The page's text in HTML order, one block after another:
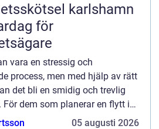
karlshamn
för
vara en stressig och
process, men med hjälp av rätt
det bli en smidig och trevlig
För dem som planerar en flytt i
är det viktigt att hitta
05 augusti 2026